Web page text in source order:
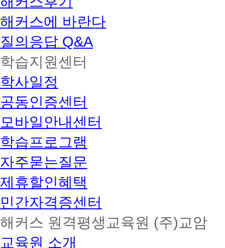
해커스에 바란다
질의응답 Q&A
학습지원센터
학사일정
공동인증센터
모바일안내센터
학습프로그램
자주묻는질문
제휴할인혜택
민간자격증센터
해커스 원격평생교육원 (주)교암
교육원 소개